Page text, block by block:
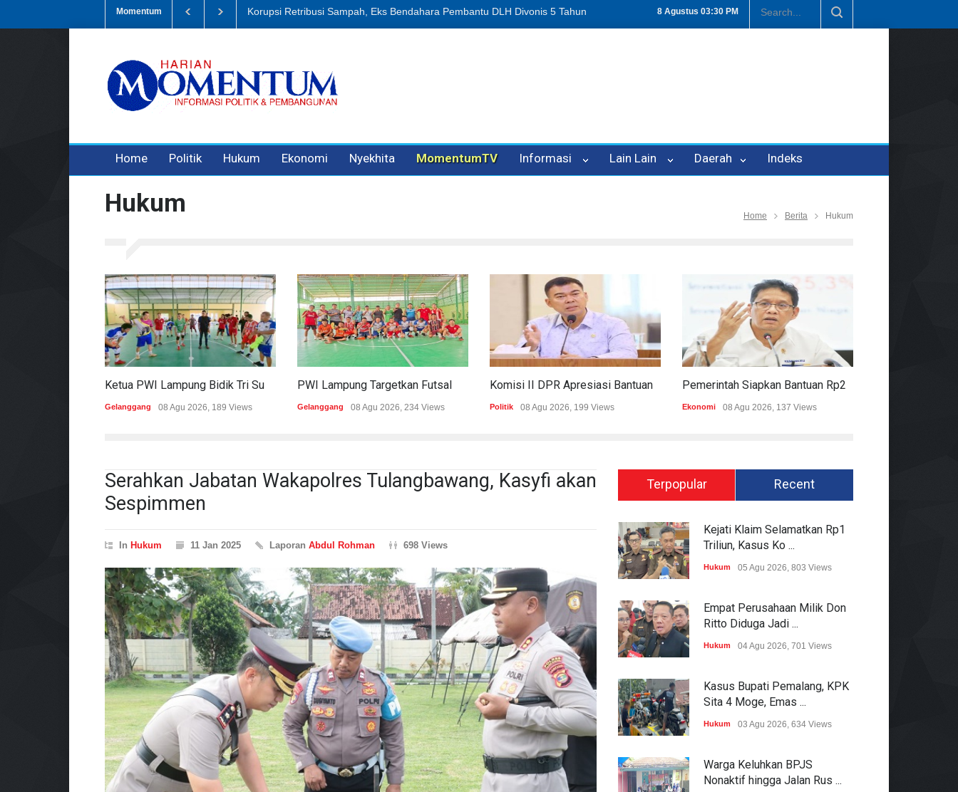
8 Agustus 03:30 PM
Momentum
Eks Bendahara Pembantu DLH Divonis 5 Tahun Dugaan Penipuan Oleh Oknum Kadis, Kuasa Hukum Pelapor Desak Polisi Tetapkan P-21 Tembus Rp1,6 Triliun, Nilai Investasi di Lamteng Tertinggi di
Home Politik Hukum Ekonomi Nyekhita MomentumTV Informasi Lain Lain Daerah Indeks
Hukum Home Berita Hukum
Gelanggang 08 Agu 2026, 189 Views Gelanggang 08 Agu 2026, 234 Views Politik 08 Agu 2026, 199 Views Ekonomi 08 Agu 2026, 137 Views
Serahkan Jabatan Wakapolres Tulangbawang, Kasyfi akan
Sespimmen
In Hukum 11 Jan 2025 Laporan Abdul Rohman 698 Views
Terpopular Recent
Kejati Klaim Selamatkan Rp1
Triliun, Kasus Ko ...
Hukum 05 Agu 2026, 803 Views
Empat Perusahaan Milik Don
Ritto Diduga Jadi ...
Hukum 04 Agu 2026, 701 Views
Kasus Bupati Pemalang, KPK
Sita 4 Moge, Emas ...
Hukum 03 Agu 2026, 634 Views
Warga Keluhkan BPJS
Nonaktif hingga Jalan Rus ...